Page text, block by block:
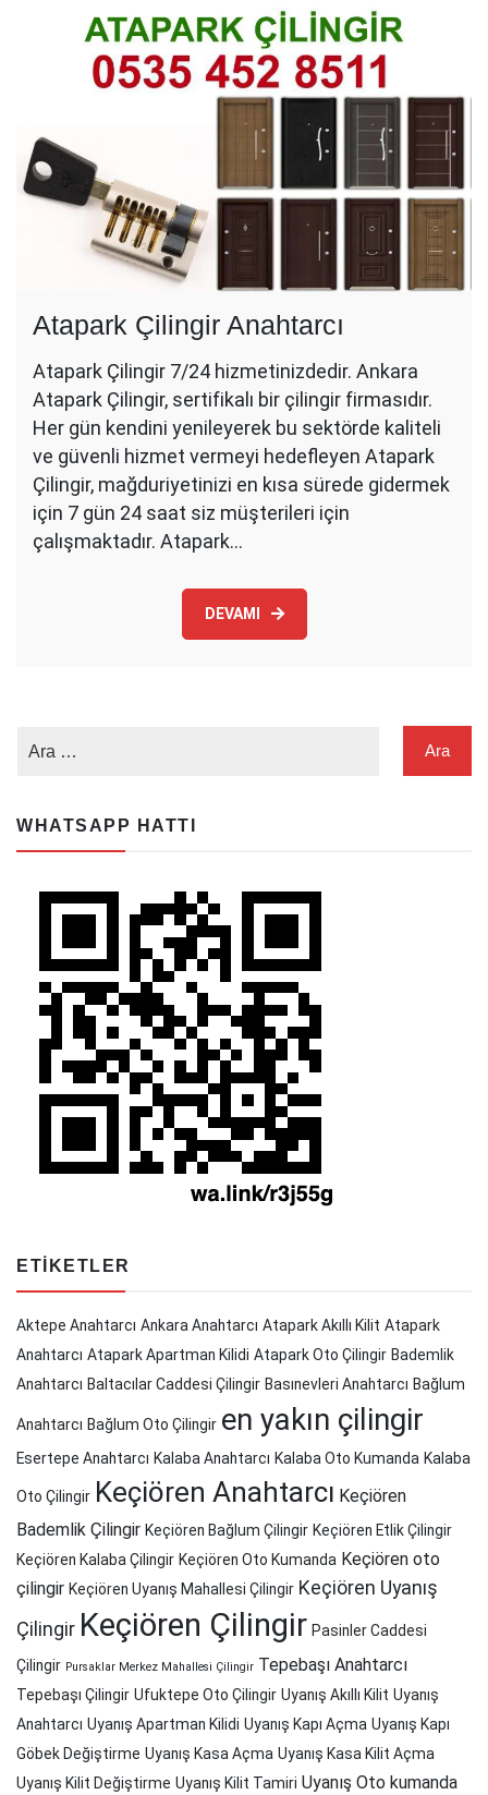
Atapark Çilingir Anahtarcı
Atapark Çilingir 7/24 hizmetinizdedir. Ankara
Atapark Çilingir, sertifikalı bir çilingir firmasıdır.
Her gün kendini yenileyerek bu sektörde kaliteli
ve güvenli hizmet vermeyi hedefleyen Atapark
Çilingir, mağduriyetinizi en kısa sürede gidermek
için 7 gün 24 saat siz müşterileri için
çalışmaktadır. Atapark…
DEVAMI
WHATSAPP HATTI
ETIKETLER
Aktepe Anahtarcı Ankara Anahtarcı Atapark Akıllı Kilit Atapark
Anahtarcı Atapark Apartman Kilidi Atapark Oto Çilingir Bademlik
Anahtarcı Baltacılar Caddesi Çilingir Basınevleri Anahtarcı Bağlum
Anahtarcı Bağlum Oto Çilingir en yakın çilingir
Esertepe Anahtarcı Kalaba Anahtarcı Kalaba Oto Kumanda Kalaba
Oto Çilingir Keçiören Anahtarcı Keçiören
Bademlik Çilingir Keçiören Bağlum Çilingir Keçiören Etlik Çilingir
Keçiören Kalaba Çilingir Keçiören Oto Kumanda Keçiören oto
çilingir Keçiören Uyanış Mahallesi Çilingir Keçiören Uyanış
Çilingir Keçiören Çilingir Pasinler Caddesi
Çilingir Pursaklar Merkez Mahallesi Çilingir Tepebaşı Anahtarcı
Tepebaşı Çilingir Ufuktepe Oto Çilingir Uyanış Akıllı Kilit Uyanış
Anahtarcı Uyanış Apartman Kilidi Uyanış Kapı Açma Uyanış Kapı
Göbek Değiştirme Uyanış Kasa Açma Uyanış Kasa Kilit Açma
Uyanış Kilit Değiştirme Uyanış Kilit Tamiri Uyanış Oto kumanda